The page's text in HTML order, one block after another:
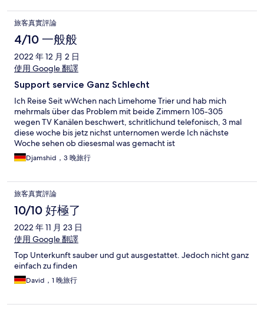
dem Eingang! Dadurch unerwartete Mehrkosten
旅客真實評論
4/10 一般般
2022 年 12 月 2 日
使用 Google 翻譯
Support service Ganz Schlecht
Ich Reise Seit wWchen nach Limehome Trier und hab mich
mehrmals über das Problem mit beide Zimmern 105-305
wegen TV Kanälen beschwert, schritlichund telefonisch, 3 mal
diese woche bis jetz nichst unternomen werde Ich nächste
Woche sehen ob diesesmal was gemacht ist
Djamshid，3 晚旅行
旅客真實評論
10/10 好極了
2022 年 11 月 23 日
使用 Google 翻譯
Top Unterkunft sauber und gut ausgestattet. Jedoch nicht ganz
einfach zu finden
David，1 晚旅行